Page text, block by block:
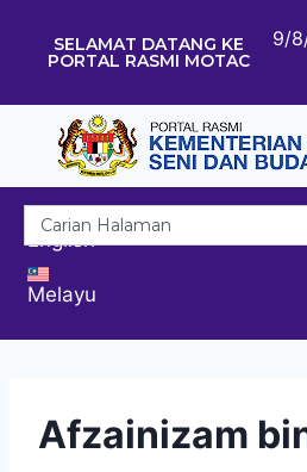
SELAMAT DATANG KE
PORTAL RASMI MOTAC
9/
English
Melayu
Afzainizam